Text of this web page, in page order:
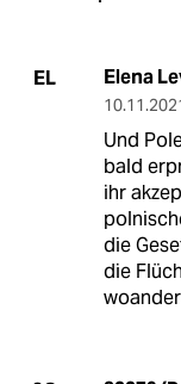
EL Elena
Und
bald
ihr
die
die